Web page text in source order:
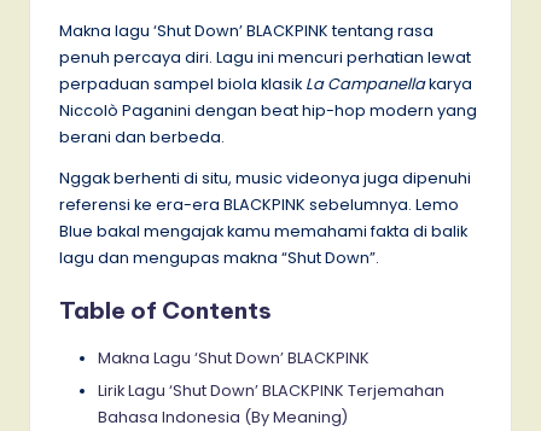
Makna lagu ‘Shut Down’ BLACKPINK tentang rasa
penuh percaya diri. Lagu ini mencuri perhatian lewat
perpaduan sampel biola klasik La Campanellakarya
Niccolò Paganini dengan beat hip-hop modern yang
berani dan berbeda.
Nggak berhenti di situ, music videonya juga dipenuhi
referensi ke era-era BLACKPINK sebelumnya. Lemo
Blue bakal mengajak kamu memahami fakta di balik
lagu dan mengupas makna “Shut Down”.
Table of Contents
Makna Lagu ‘Shut Down’ BLACKPINK
Lirik Lagu ‘Shut Down’ BLACKPINK Terjemahan
Bahasa Indonesia (By Meaning)